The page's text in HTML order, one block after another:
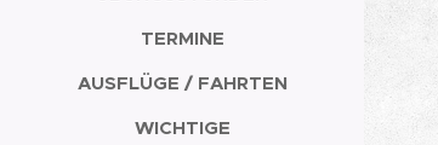
TERMINE
AUSFLÜGE / FAHRTEN
WICHTIGE